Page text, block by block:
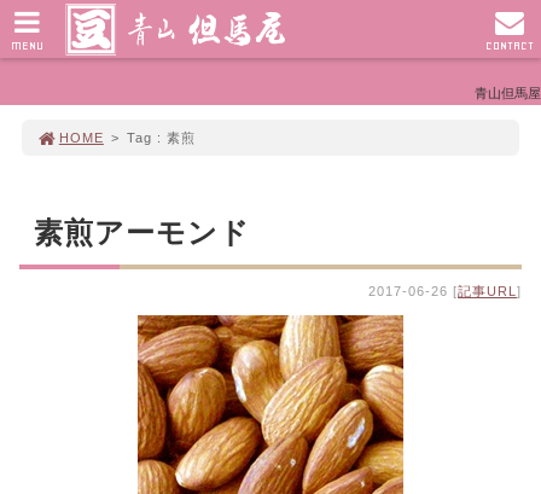
青山但馬屋
HOME > Tag : 素煎
素煎アーモンド
2017-06-26 [記事URL ]
MENU CONTACT